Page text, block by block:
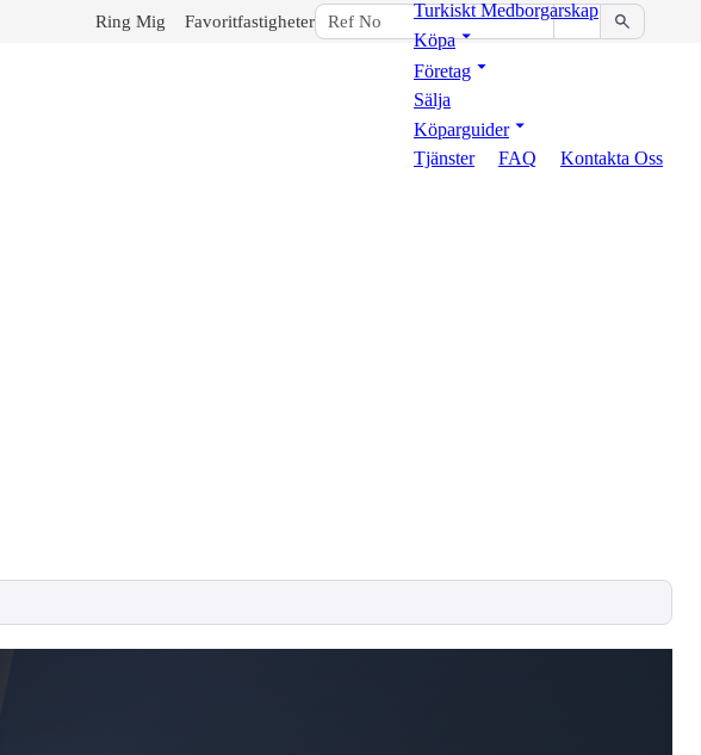
Ring Mig Favoritfastigheter
Turkiskt Medborgarskap
Köpa
Företag
Sälja
Köparguider
Tjänster
FAQ Kontakta Oss